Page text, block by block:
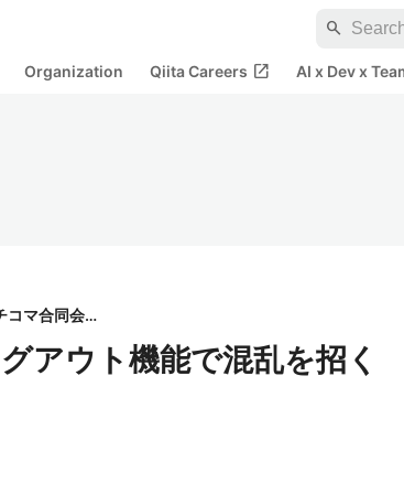
search
Organization Qiita Careers open_in_new AI x Dev x
ニチコマ合同会社
アウト機能で混乱を招く